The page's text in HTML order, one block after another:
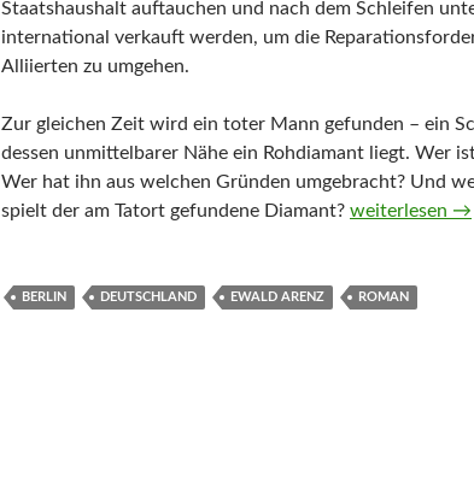
Staatshaushalt auftauchen und nach dem Schleifen
international verkauft werden, um die
Alliierten zu umgehen.
Zur gleichen Zeit wird ein toter Mann gefunden – ein
dessen unmittelbarer Nähe ein Rohdiamant liegt. Wer
Wer hat ihn aus welchen Gründen umgebracht? Und
spielt der am Tatort gefundene Diamant? Das
weiterlesen →
BERLIN DEUTSCHLAND EWALD ARENZ ROMAN